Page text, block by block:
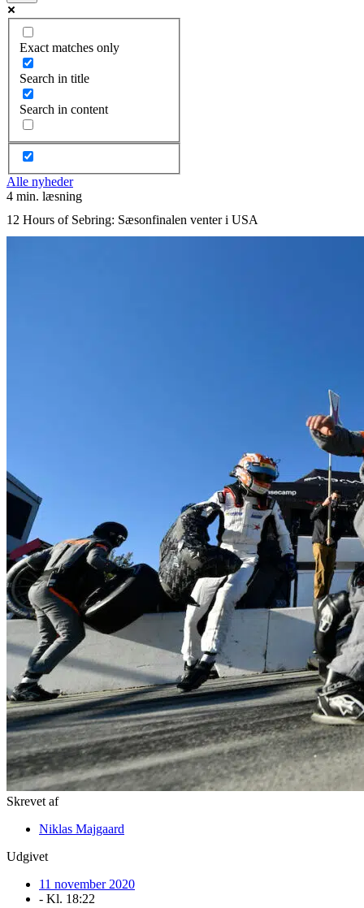
Exact matches only
Search in title
Search in content
Alle nyheder
4 min. læsning
12 Hours of Sebring: Sæsonfinalen venter i USA
Skrevet af
Niklas Majgaard
Udgivet
11 november 2020
- Kl. 18:22